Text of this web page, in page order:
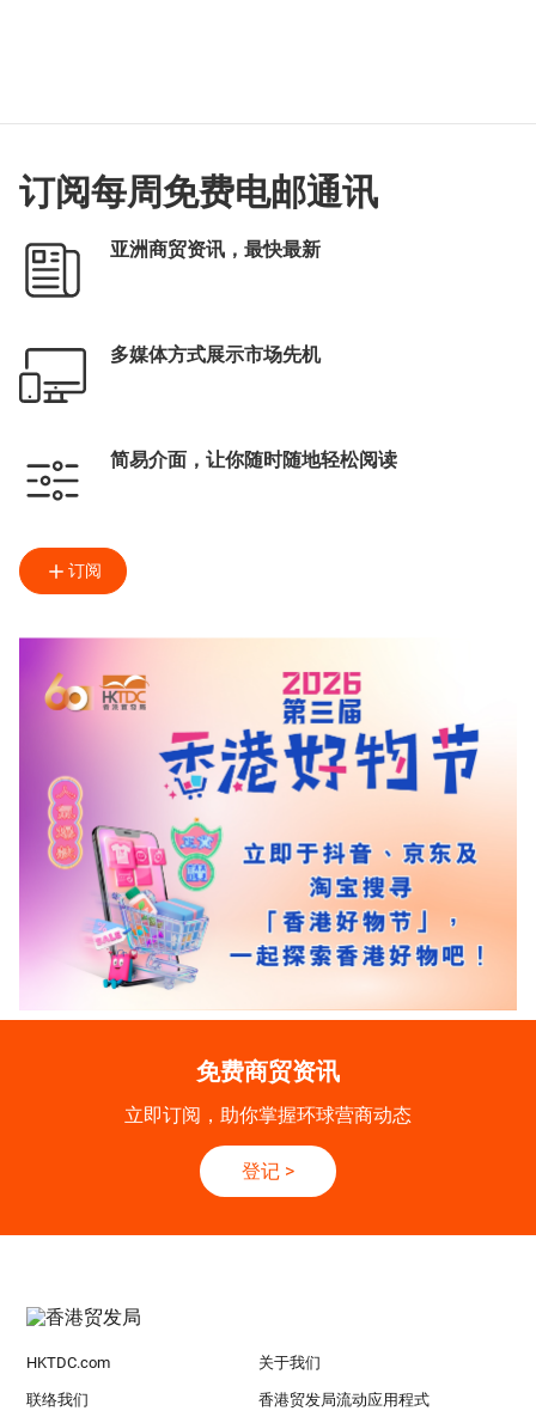
订阅每周免费电邮通讯
亚洲商贸资讯，最快最新
多媒体方式展示市场先机
简易介面，让你随时随地轻松阅读
订阅
免费商贸资讯
立即订阅，助你掌握环球营商动态
登记 >
HKTDC.com 关于我们
联络我们 香港贸发局流动应用程式